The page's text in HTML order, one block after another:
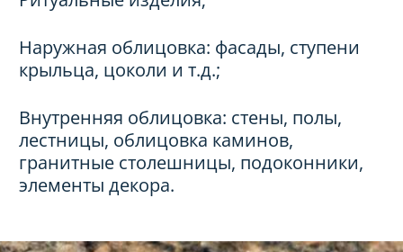
Наружная облицовка: фасады, ступени
крыльца, цоколи и т.д.;
Внутренняя облицовка: стены, полы,
лестницы, облицовка каминов,
гранитные столешницы, подоконники,
элементы декора.